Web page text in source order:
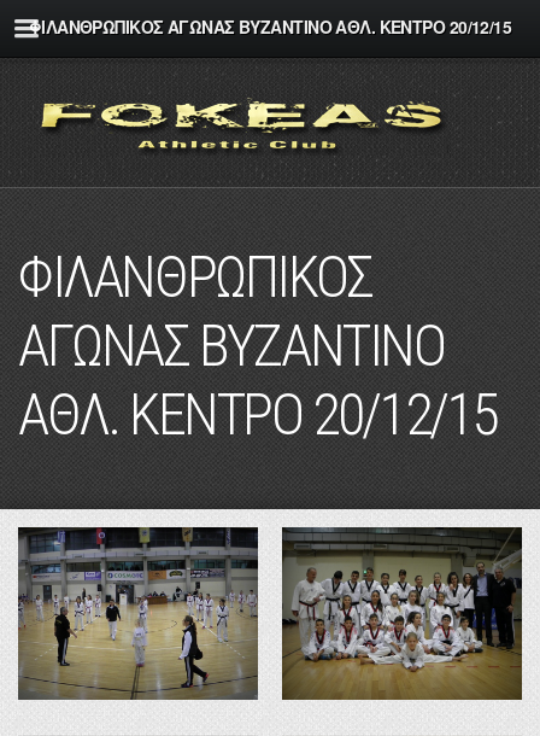
ΦΙΛΑΝΘΡΩΠΙΚΟΣ ΑΓΩΝΑΣ ΒΥΖΑΝΤΙΝΟ ΑΘΛ. ΚΕΝΤΡΟ 20/12/15
ΦΙΛΑΝΘΡΩΠΙΚΟΣ
ΑΓΩΝΑΣ ΒΥΖΑΝΤΙΝΟ
ΑΘΛ. ΚΕΝΤΡΟ 20/12/15